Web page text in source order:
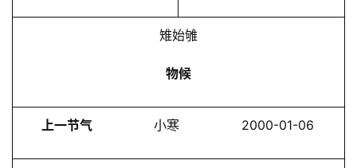
雉始雊
物候
上一节气 小寒 2000-01-06